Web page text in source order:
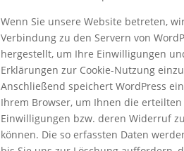
Wenn Sie unsere Website betreten,
Verbindung zu den Servern von
hergestellt, um Ihre Einwilligungen
Erklärungen zur Cookie-Nutzung
Anschließend speichert WordPress
Ihrem Browser, um Ihnen die erteilten
Einwilligungen bzw. deren Widerruf
können. Die so erfassten Daten